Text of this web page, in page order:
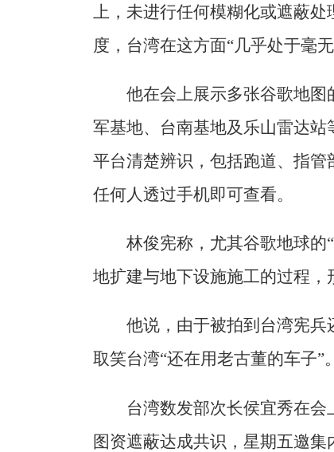
上，未进行任何模糊化或遮蔽处
度，台湾在这方面“几乎处于毫无
他在会上展示多张谷歌地
军基地、台南基地及乐山雷达
平台清楚辨识，包括跑道、指管
任何人透过手机即可查看。
林俊宪称，尤其谷歌地球的
地扩建与地下设施施工的过程，
他说，由于被拍到台湾宪兵
取笑台湾“还在用老古董的车子”。
台湾数发部次长侯宜秀在
图资遮蔽达成共识，星期五邀